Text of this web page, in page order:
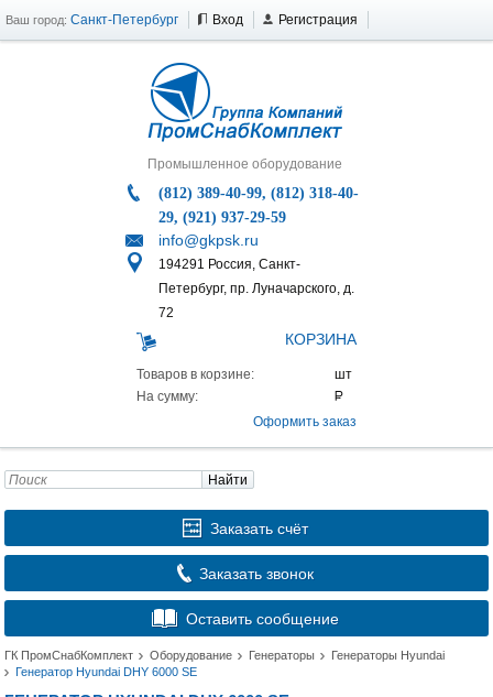
Ваш город: Санкт-Петербург Вход Регистрация
Промышленное оборудование
(812) 389-40-99, (812) 318-40-
29, (921) 937-29-59
info@gkpsk.ru
194291 Россия, Санкт-
Петербург, пр. Луначарского, д.
72
КОРЗИНА
Товаров в корзине:
На сумму:
Оформить заказ
Найти
Заказать счёт
Заказать звонок
Оставить сообщение
ГК ПромСнабКомплект Оборудование Генераторы
Генераторы Hyundai
Генератор Hyundai DHY 6000 SE